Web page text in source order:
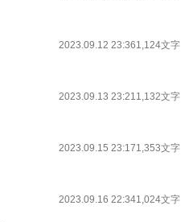
2023.09.12 23:361,124文字
2023.09.13 23:211,132文字
2023.09.15 23:171,353文字
2023.09.16 22:341,024文字